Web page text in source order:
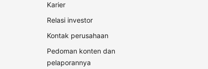
Karier
Relasi investor
Kontak perusahaan
Pedoman konten dan
pelaporannya